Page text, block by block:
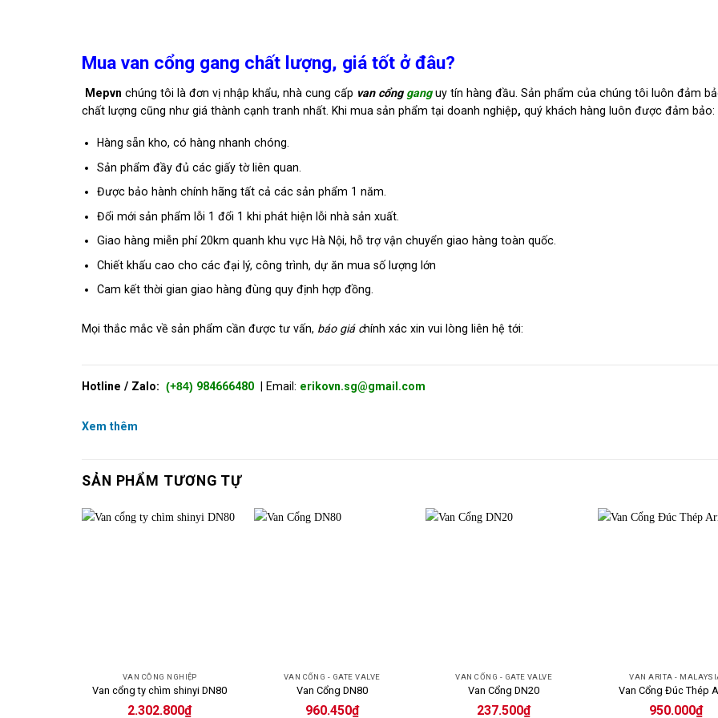
Mua van cổng gang chất lượng, giá tốt ở đâu?
Mepvn chúng tôi là đơn vị nhập khẩu, nhà cung cấp van cổngganguy tín hàng đầu. Sản phẩm của chúng tôi luôn đảm
chất lượng cũng như giá thành cạnh tranh nhất. Khi mua sản phẩm tại doanh nghiệp, quý khách hàng luôn được đảm bảo:
Hàng sẵn kho, có hàng nhanh chóng.
Sản phẩm đầy đủ các giấy tờ liên quan.
Được bảo hành chính hãng tất cả các sản phẩm 1 năm.
Đổi mới sản phẩm lỗi 1 đổi 1 khi phát hiện lỗi nhà sản xuất.
Giao hàng miễn phí 20km quanh khu vực Hà Nội, hỗ trợ vận chuyển giao hàng toàn quốc.
Chiết khấu cao cho các đại lý, công trình, dự ăn mua số lượng lớn
Cam kết thời gian giao hàng đùng quy định hợp đồng.
Mọi thắc mắc về sản phẩm cần được tư vấn, báo giá chính xác xin vui lòng liên hệ tới:
Hotline / Zalo: (+84) 984666480 | Email: erikovn.sg@gmail.com
Xem thêm
SẢN PHẨM TƯƠNG TỰ
VAN CÔNG NGHIỆP
Van cổng ty chìm shinyi DN80
2.302.800₫
VAN CỔNG - GATE VALVE
Van Cổng DN80
960.450₫
VAN CỔNG - GATE VALVE
Van Cổng DN20
237.500₫
VAN ARITA -
Van Cổng Đúc Thép
950.000₫